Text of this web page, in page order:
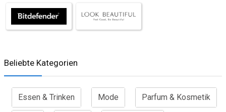
Beliebte Kategorien
Essen & Trinken Mode Parfum & Kosmetik